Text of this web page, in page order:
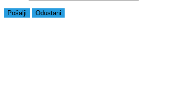
Pošalji Odustani